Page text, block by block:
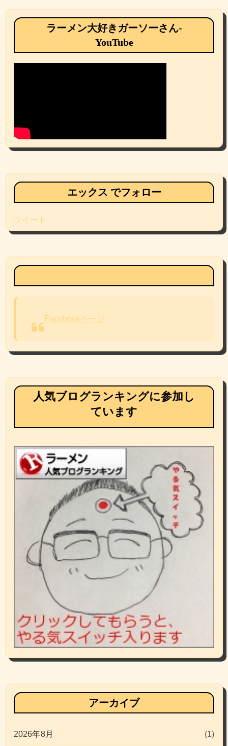
ラーメン大好きガーソーさん-
YouTube
エックス でフォロー
ツイート
Facebookページ
人気ブログランキングに参加し
ています
アーカイブ
2026年8月 (1)